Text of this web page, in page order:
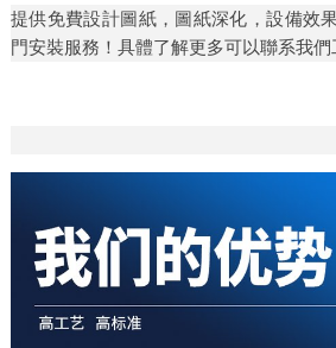
提供免費設計圖紙，圖紙深化，設備效
門安裝服務！具體了解更多可以聯系我們